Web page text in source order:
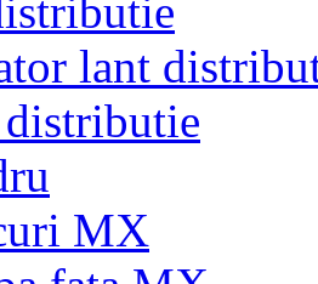
lant
distributie
MX